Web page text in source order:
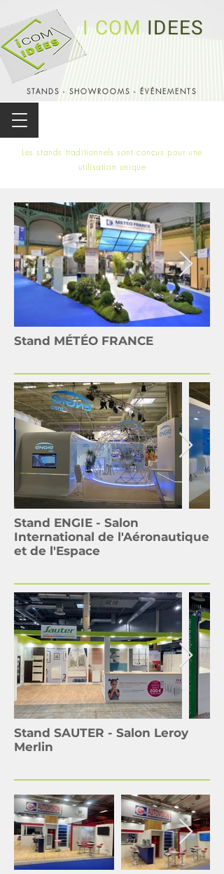
I COM IDEES
STANDS - SHOWROOMS - ÉVÉNEMENTS
Les stands traditionnels sont conçus pour une
utilisation unique
Stand MÉTÉO FRANCE
Stand ENGIE - Salon
International de l'Aéronautique
et de l'Espace
Stand SAUTER - Salon Leroy
Merlin